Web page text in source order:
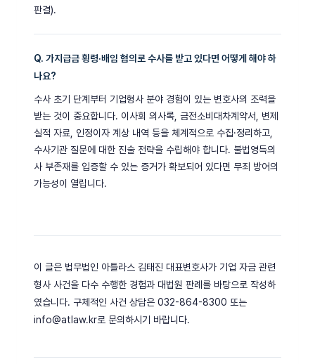
판결).
Q. 가지급금 횡령·배임 혐의로 수사를 받고 있다면 어떻게 해야 하
나요?
수사 초기 단계부터 기업형사 분야 경험이 있는 변호사의 조력을
받는 것이 중요합니다. 이사회 의사록, 금전소비대차계약서, 변제
실적 자료, 인정이자 계상 내역 등을 체계적으로 수집·정리하고,
수사기관 질문에 대한 진술 전략을 수립해야 합니다. 불법영득의
사 부존재를 입증할 수 있는 증거가 확보되어 있다면 무죄 방어의
가능성이 열립니다.
이 글은 법무법인 아틀라스 김태진 대표변호사가 기업 자금 관련
형사 사건을 다수 수행한 경험과 대법원 판례를 바탕으로 작성하
였습니다. 구체적인 사건 상담은 032-864-8300 또는
info@atlaw.kr로 문의하시기 바랍니다.